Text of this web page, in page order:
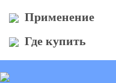
Применение
Где купить